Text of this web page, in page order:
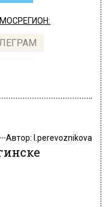
Автор: l.perevoznikova